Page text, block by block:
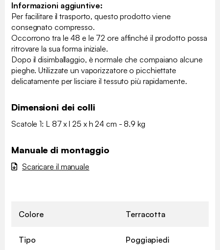
Informazioni aggiuntive:
Per facilitare il trasporto, questo prodotto viene
consegnato compresso.
Occorrono tra le 48 e le 72 ore affinché il prodotto possa
ritrovare la sua forma iniziale.
Dopo il disimballaggio, è normale che compaiano alcune
pieghe. Utilizzate un vaporizzatore o picchiettate
delicatamente per lisciare il tessuto più rapidamente.
Dimensioni dei colli
Scatole 1: L 87 x l 25 x h 24 cm - 8.9 kg
Manuale di montaggio
Scaricare il manuale
Colore Terracotta
Tipo Poggiapiedi